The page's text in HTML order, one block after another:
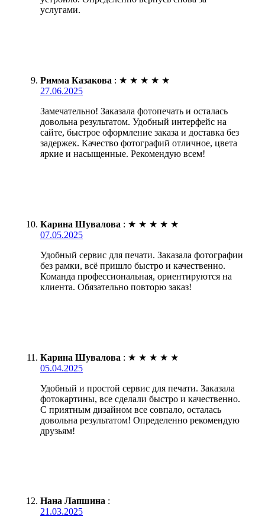
услугами.
Римма Казакова : ★ ★ ★ ★ ★
27.06.2025
Замечательно! Заказала фотопечать и осталась
довольна результатом. Удобный интерфейс на
сайте, быстрое оформление заказа и доставка без
задержек. Качество фотографий отличное, цвета
яркие и насыщенные. Рекомендую всем!
Карина Шувалова : ★ ★ ★ ★ ★
07.05.2025
Удобный сервис для печати. Заказала фотографии
без рамки, всё пришло быстро и качественно.
Команда профессиональная, ориентируются на
клиента. Обязательно повторю заказ!
Карина Шувалова : ★ ★ ★ ★ ★
05.04.2025
Удобный и простой сервис для печати. Заказала
фотокартины, все сделали быстро и качественно.
С приятным дизайном все совпало, осталась
довольна результатом! Определенно рекомендую
друзьям!
Нана Лапшина :
21.03.2025